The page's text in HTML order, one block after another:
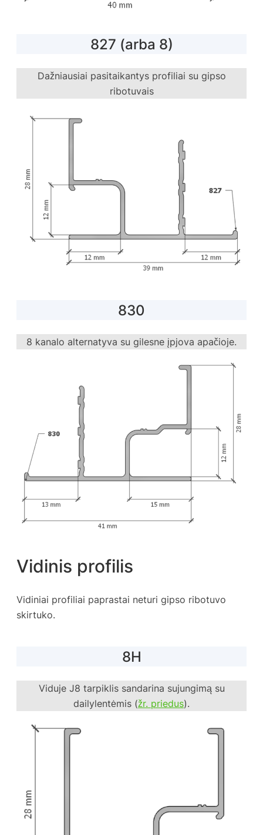
827 (arba 8)
Dažniausiai pasitaikantys profiliai su gipso
ribotuvais
830
8 kanalo alternatyva su gilesne įpjova apačioje.
Vidinis profilis
Vidiniai profiliai paprastai neturi gipso ribotuvo
skirtuko.
8H
Viduje J8 tarpiklis sandarina sujungimą su
dailylentėmis (žr. priedus).